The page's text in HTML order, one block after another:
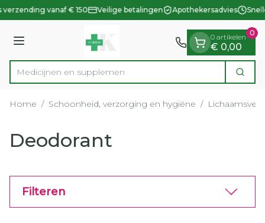
Ga naar de inhoud
1 van 1vanaf € 150 Veilige betalingen Apothekersadvies
Menu
Product, merk, categorie...
Medic Zoek
0 artikelen
€ 0,00
0
Home / Schoonheid, verzorging en hygiëne /
Deodorant
Filteren